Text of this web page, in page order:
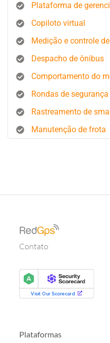
Plataforma de
Copiloto virtual
Medição e controle
Despacho de ônibus
Comportamento do
Rondas de segurança
Rastreamento de
Manutenção de frota
Contato
Plataformas